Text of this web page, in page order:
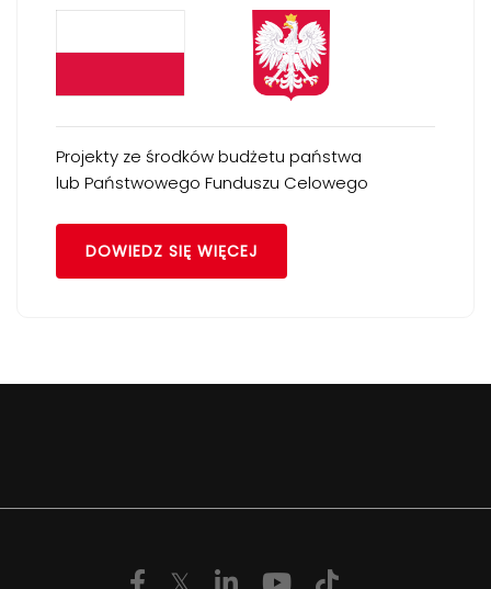
Projekty ze środków budżetu państwa
lub Państwowego Funduszu Celowego
DOWIEDZ SIĘ WIĘCEJ